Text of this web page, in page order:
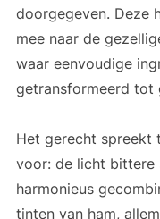
doorgegeven. Deze
mee naar de
waar eenvoudige
getransformeerd tot
Het gerecht spreekt
voor: de licht bittere
harmonieus
tinten van ham,